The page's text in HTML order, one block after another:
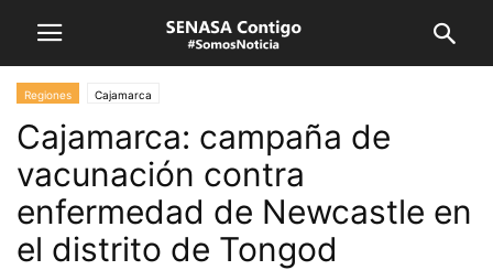
Regiones Cajamarca
Cajamarca: campaña de
vacunación contra
enfermedad de Newcastle en
el distrito de Tongod